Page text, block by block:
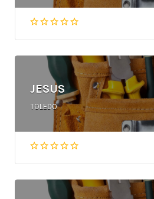
JESUS
TOLEDO